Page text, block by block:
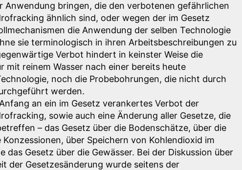
Anwendung bringen, die den verbotenen gefährlichen
ähnlich sind, oder wegen der im Gesetz
die Anwendung der selben Technologie
sie terminologisch in ihren Arbeitsbeschreibungen zu
Verbot hindert in keinster Weise die
mit reinem Wasser nach einer bereits heute
noch die Probebohrungen, die nicht durch
werden.
an ein im Gesetz verankertes Verbot der
sowie auch eine Änderung aller Gesetze, die
– das Gesetz über die Bodenschätze, über die
über Speichern von Kohlendioxid im
das Gesetz über die Gewässer. Bei der Diskussion über
der Gesetzesänderung wurde seitens der